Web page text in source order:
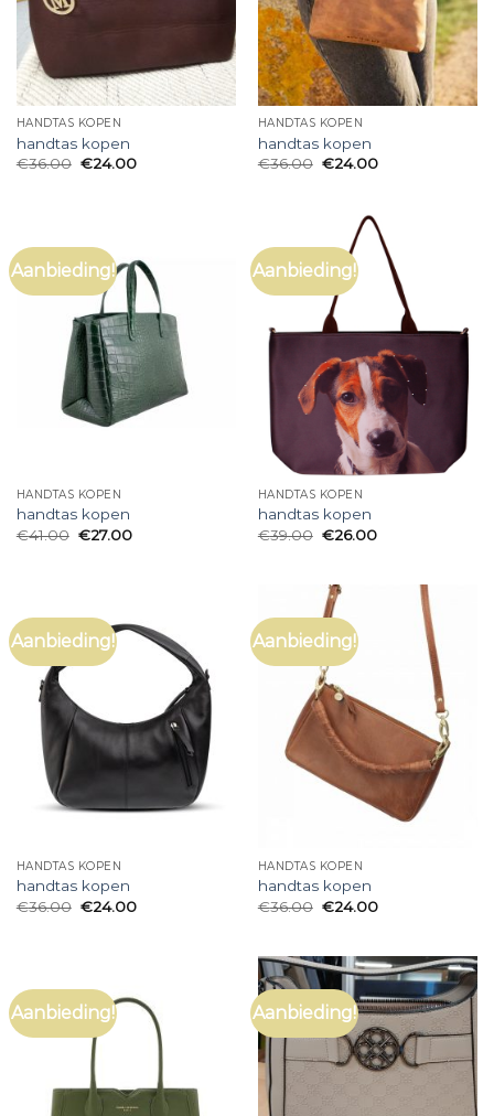
HANDTAS KOPEN
handtas kopen
€36.00 €24.00
HANDTAS KOPEN
handtas kopen
€36.00 €24.00
Aanbieding!
HANDTAS KOPEN
handtas kopen
€41.00 €27.00
Aanbieding!
HANDTAS KOPEN
handtas kopen
€39.00 €26.00
Aanbieding!
HANDTAS KOPEN
handtas kopen
€36.00 €24.00
Aanbieding!
HANDTAS KOPEN
handtas kopen
€36.00 €24.00
Aanbieding! Aanbieding!